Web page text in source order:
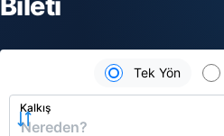
Tek Yön
Kalkış